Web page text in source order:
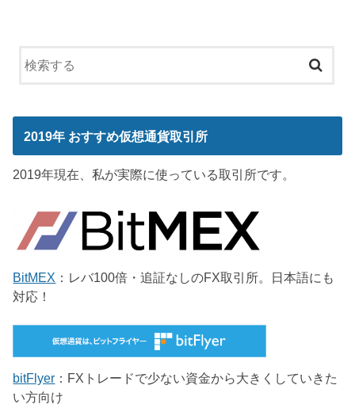
2019年 おすすめ仮想通貨取引所
2019年現在、私が実際に使っている取引所です。
BitMEX ：レバ100倍・追証なしのFX取引所。日本語にも
対応！
bitFlyer ：FXトレードで少ない資金から大きくしていきた
い方向け